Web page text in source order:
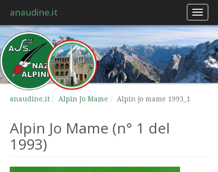
anaudine.it
anaudine.it Alpin Jo Mame Alpin jo mame 1993_1
Alpin Jo Mame (n° 1 del
1993)